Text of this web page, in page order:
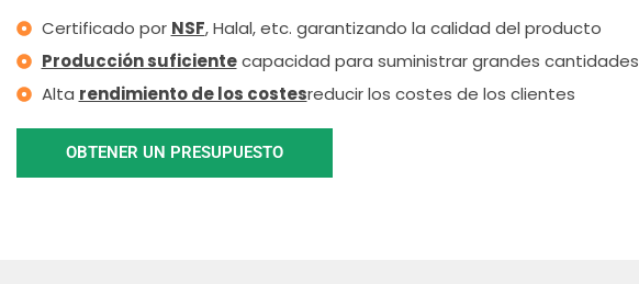
Certificado por NSF, Halal, etc. garantizando la calidad del producto
Producción suficientecapacidad para suministrar grandes cantidades
Alta rendimiento de los costesreducir los costes de los clientes
OBTENER UN PRESUPUESTO